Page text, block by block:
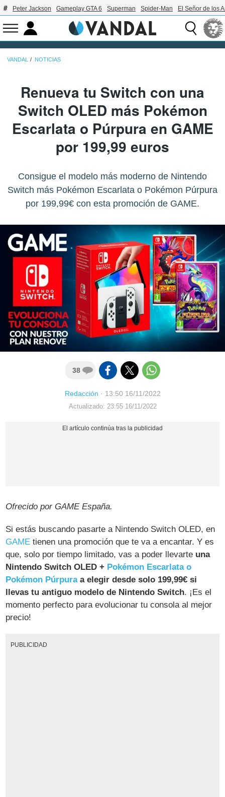
Peter Jackson Gameplay GTA 6 Superman Spider-Man El Señor de los
VANDAL NOTICIAS
Renueva tu Switch con una
Switch OLED más Pokémon
Escarlata o Púrpura en GAME
por 199,99 euros
Consigue el modelo más moderno de Nintendo
Switch más Pokémon Escarlata o Pokémon Púrpura
por 199,99€ con esta promoción de GAME.
38
Redacción · 13:50 16/11/2022
Actualizado: 23:55 16/11/2022
Ofrecido por GAME España.
Si estás buscando pasarte a Nintendo Switch OLED, en
GAME tienen una promoción que te va a encantar. Y es
que, solo por tiempo limitado, vas a poder llevarte una
Nintendo Switch OLED + Pokémon Escarlata o
Pokémon Púrpuraa elegir desde solo 199,99€ si
llevas tu antiguo modelo de Nintendo Switch. ¡Es el
momento perfecto para evolucionar tu consola al mejor
precio!
PUBLICIDAD